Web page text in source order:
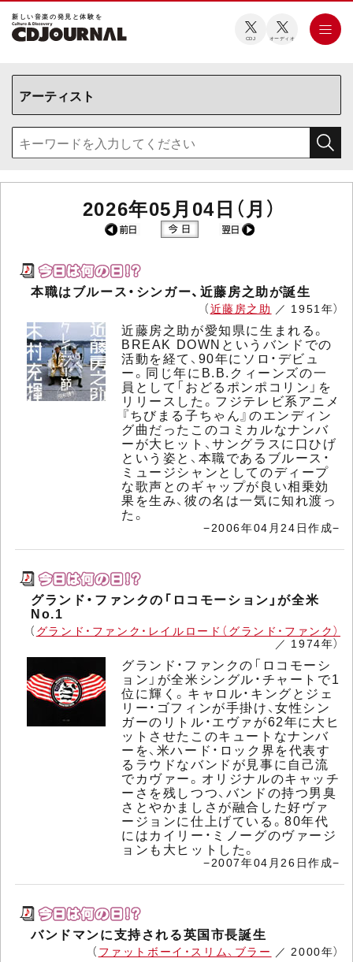
新しい⾳楽の発⾒と体験を
CDJ オーディオ
2026年05月04日（月）
本職はブルース・シンガー、近藤房之助が誕生
（近藤房之助 ／ 1951年）
近藤房之助が愛知県に生まれる。
BREAK DOWNというバンドでの
活動を経て、90年にソロ・デビュ
ー。同じ年にB.B.クィーンズの一
員として「おどるポンポコリン」を
リリースした。フジテレビ系アニメ
『ちびまる子ちゃん』のエンディン
グ曲だったこのコミカルなナンバ
ーが大ヒット、サングラスに口ひげ
という姿と、本職であるブルース・
ミュージシャンとしてのディープ
な歌声とのギャップが良い相乗効
果を生み、彼の名は一気に知れ渡っ
た。
−2006年04月24日作成−
グランド・ファンクの「ロコモーション」が全米
No.1
（ グランド・ファンク・レイルロード（グランド・ファンク）
／ 1974年）
グランド・ファンクの「ロコモーシ
ョン」が全米シングル・チャートで1
位に輝く。キャロル・キングとジェ
リー・ゴフィンが手掛け、女性シン
ガーのリトル・エヴァが62年に大ヒ
ットさせたこのキュートなナンバ
ーを、米ハード・ロック界を代表す
るラウドなバンドが見事に自己流
でカヴァー。オリジナルのキャッチ
ーさを残しつつ、バンドの持つ男臭
さとやかましさが融合した好ヴァ
ージョンに仕上げている。80年代
にはカイリー・ミノーグのヴァージ
ョンも大ヒットした。
−2007年04月26日作成−
バンドマンに支持される英国市長誕生
（ ファットボーイ・スリム、ブラー ／ 2000年）